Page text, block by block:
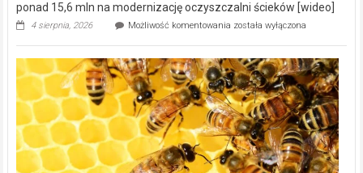
ponad 15,6 mln na modernizację oczyszczalni ścieków [wideo]
4 sierpnia, 2026 Możliwość komentowania Ekologiczne
Wręczyca
Wielka
z
dofinansowaniem
ponad
15,6
mln
na
modernizację
została wyłączona